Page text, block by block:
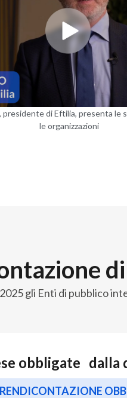
presidente di Eftilia, presenta le
le organizzazioni
gli Enti di pubblico
obbligate dalla
RENDICONTAZIONE